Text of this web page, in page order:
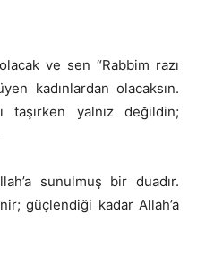
ve sen “Rabbim razı
kadınlardan olacaksın.
taşırken yalnız değildin;
sunulmuş bir duadır.
güçlendiği kadar Allah’a